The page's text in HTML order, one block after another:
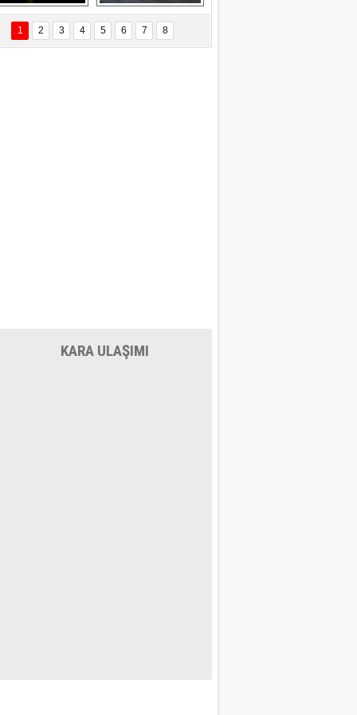
ÖZYANIK
Değişti?
Delta uçağına
yıldırım çarptı
Ford Focus RS
(2015)
1 2 3 4 5 6 7 8
KARA ULAŞIMI